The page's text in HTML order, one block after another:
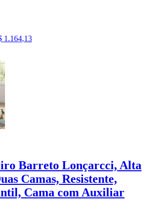
1.164,13
Barreto Lonçarcci, Alta
Camas, Resistente,
Cama com Auxiliar